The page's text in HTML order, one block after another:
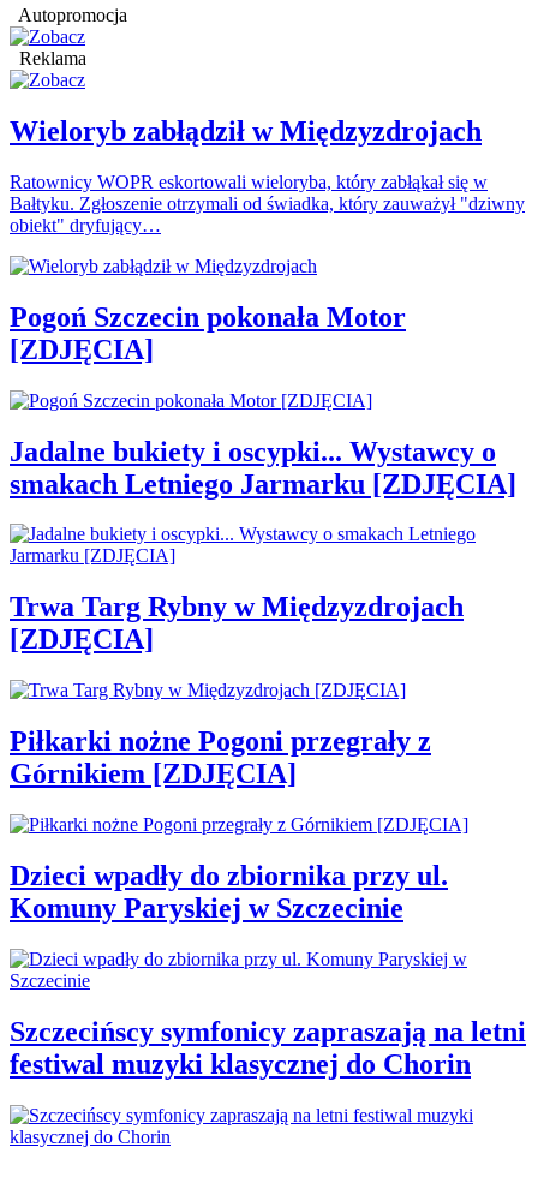
Autopromocja
Reklama
Wieloryb zabłądził w Międzyzdrojach
Ratownicy WOPR eskortowali wieloryba, który zabłąkał się w
Bałtyku. Zgłoszenie otrzymali od świadka, który zauważył "dziwny
obiekt" dryfujący…
Pogoń Szczecin pokonała Motor
[ZDJĘCIA]
Jadalne bukiety i oscypki... Wystawcy o
smakach Letniego Jarmarku [ZDJĘCIA]
Trwa Targ Rybny w Międzyzdrojach
[ZDJĘCIA]
Piłkarki nożne Pogoni przegrały z
Górnikiem [ZDJĘCIA]
Dzieci wpadły do zbiornika przy ul.
Komuny Paryskiej w Szczecinie
Szczecińscy symfonicy zapraszają na letni
festiwal muzyki klasycznej do Chorin